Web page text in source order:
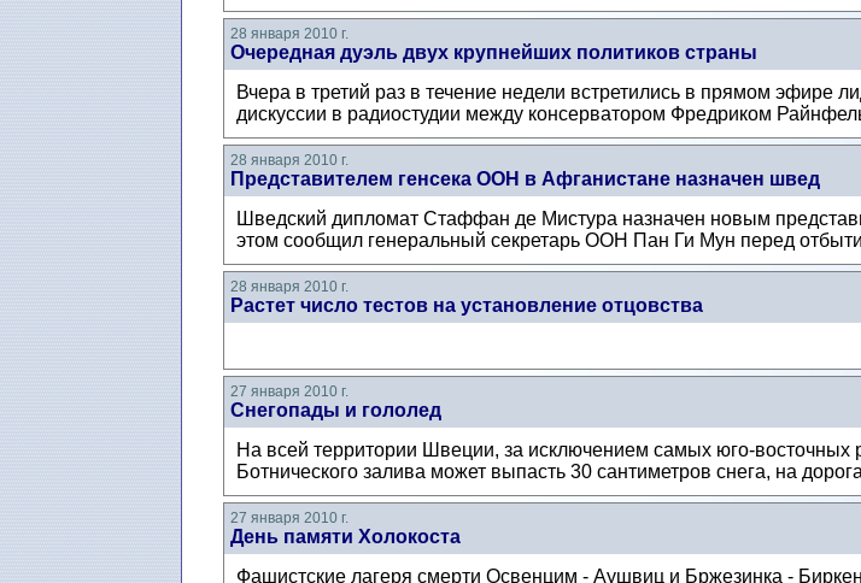
28 января 2010 г.
Очередная дуэль двух крупнейших политиков страны
Вчера в третий раз в течение недели встретились в прямом
дискуссии в радиостудии между консерватором Фредриком
28 января 2010 г.
Представителем генсека ООН в Афганистане назначен швед
Шведский дипломат Стаффан де Мистура назначен новым
этом сообщил генеральный секретарь ООН Пан Ги Мун перед
28 января 2010 г.
Растет число тестов на установление отцовства
27 января 2010 г.
Снегопады и гололед
На всей территории Швеции, за исключением самых юго-
Ботнического залива может выпасть 30 сантиметров снега, на
27 января 2010 г.
День памяти Холокоста
Фашистские лагеря смерти Освенцим - Аушвиц и Бржезинка -